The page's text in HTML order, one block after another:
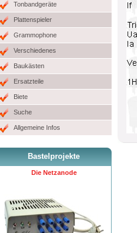
Tonbandgeräte
Plattenspieler
Grammophone
Verschiedenes
Baukästen
Ersatzteile
Biete
Suche
Allgemeine Infos
Bastelprojekte
Die Netzanode